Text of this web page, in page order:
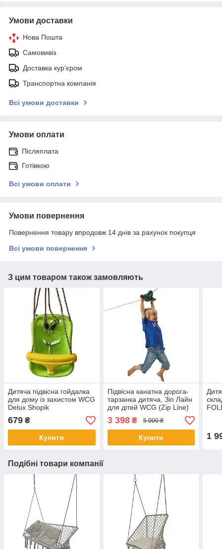
Умови доставки
Нова Пошта
Самовивіз
Доставка кур'єром
Транспортна компанія
Всі умови доставки
Умови оплати
Післяплата
Готівкою
Всі умови оплати
Умови повернення
Повернення товару впродовж 14 днів за рахунок покупця
Всі умови повернення
З цим товаром також замовляють
Дитяча підвісна гойдалка
для дому із захистом WCG
Delux Shopik
679 ₴
Купити
Підвісна канатна дорога-
тарзанка дитяча, Зіп Лайн
для дітей WCG (Zip Line)
S Shopik
3 398₴ 5 000 ₴
Купити 1
Подібні товари компанії